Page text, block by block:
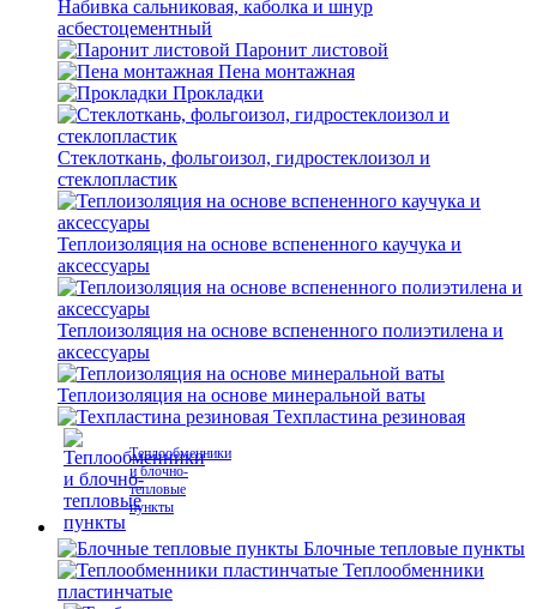
Набивка сальниковая, каболка и шнур
асбестоцементный
Паронит листовой
Пена монтажная
Прокладки
Стеклоткань, фольгоизол, гидростеклоизол и
стеклопластик
Теплоизоляция на основе вспененного каучука и
аксессуары
Теплоизоляция на основе вспененного полиэтилена и
аксессуары
Теплоизоляция на основе минеральной ваты
Техпластина резиновая
Теплообменники
и блочно-
тепловые
пункты
Блочные тепловые пункты
Теплообменники
пластинчатые